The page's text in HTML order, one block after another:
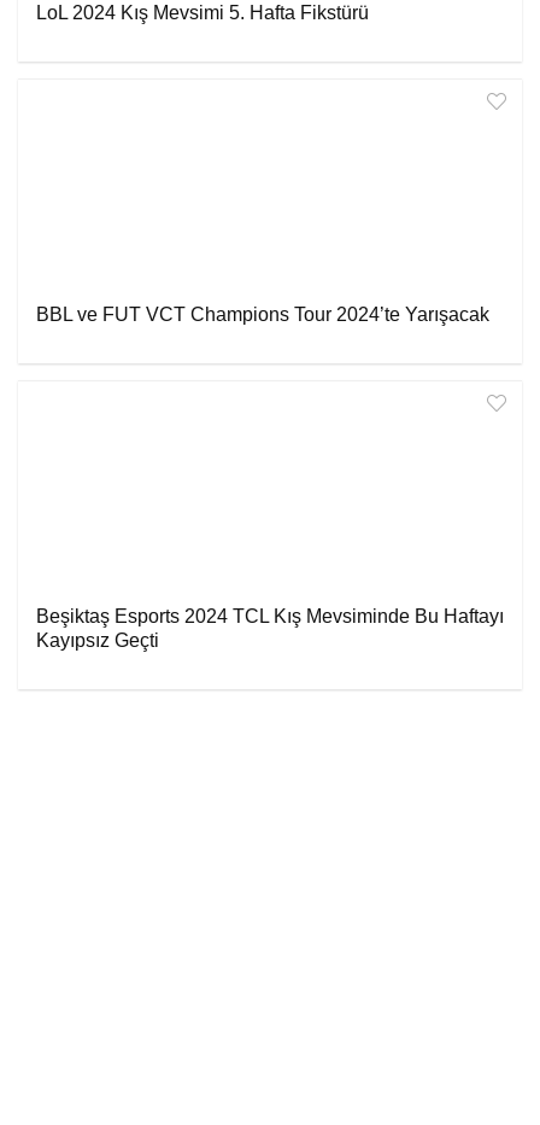
LoL 2024 Kış Mevsimi 5. Hafta Fikstürü
BBL ve FUT VCT Champions Tour 2024’te Yarışacak
Beşiktaş Esports 2024 TCL Kış Mevsiminde Bu Haftayı
Kayıpsız Geçti